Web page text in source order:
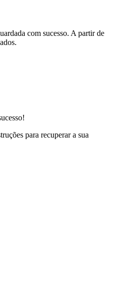
com sucesso. A partir de
para recuperar a sua